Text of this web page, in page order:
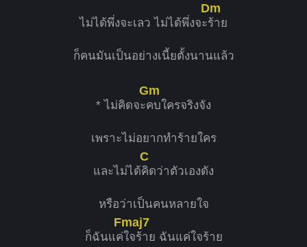
ไม่ได้พึ่งจะเลว ไม่ได้พึ่งจะ
Dm
ร้าย
ก็คนมันเป็นอย่างเนี้ยตั้งนานแล้ว
* ไม่คิดจะ
Gm
คบใครจริงจัง
เพราะไม่อยากทำร้ายใคร
และไม่ได้
C
คิดว่าตัวเองดัง
หรือว่าเป็นคนหลายใจ
ก็ฉันแค่
Fmaj7
ใจร้าย ฉันแค่ใจร้าย